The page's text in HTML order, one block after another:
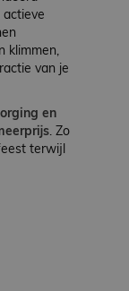
actieve
klimmen,
van je
en
. Zo
terwijl